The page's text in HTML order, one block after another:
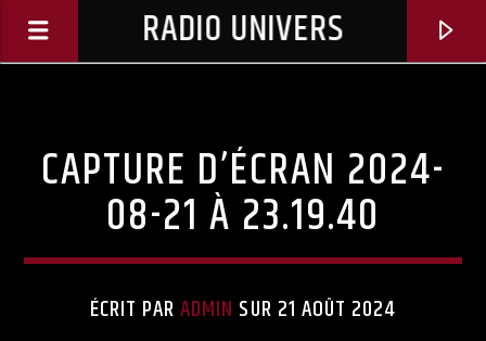
RADIO UNIVERS
CAPTURE D’ÉCRAN 2024-
08-21 À 23.19.40
ÉCRIT PARADMIN SUR 21 AOÛT 2024